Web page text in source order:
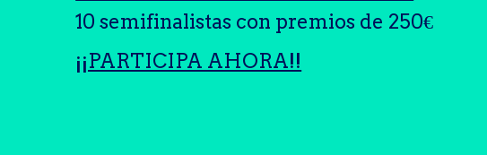
10 semifinalistas con premios de 250€
¡¡PARTICIPA AHORA!!